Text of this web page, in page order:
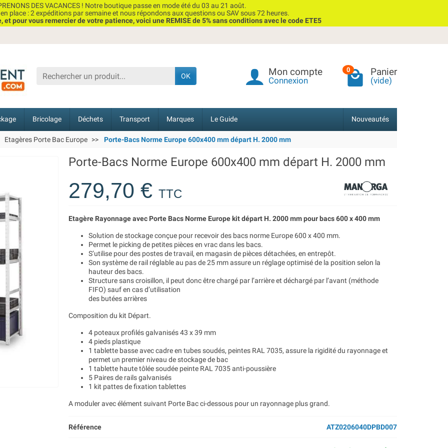
DES VACANCES ! Notre boutique passe en mode été du 03 au 21 août.
place : 2 expéditions par semaine et nous répondons aux questions ou SAV sous 72 heures.
et pour vous remercier de votre patience, voici une REMISE de 5% sans conditions avec le code ETE5
OK Mon compte
Connexion
0 Panier
(vide)
Bricolage Déchets Transport Marques Le Guide Nouveautés
Etagères Porte Bac Europe Porte-Bacs Norme Europe 600x400 mm départ H. 2000 mm
Porte-Bacs Norme Europe 600x400 mm départ H. 2000 mm
279,70 €TTC
Etagère Rayonnage avec Porte Bacs Norme Europe kit départ H. 2000 mm pour bacs 600 x 400 mm
Solution de stockage conçue pour recevoir des bacs norme Europe 600 x 400 mm.
Permet le picking de petites pièces en vrac dans les bacs.
S’utilise pour des postes de travail, en magasin de pièces détachées, en entrepôt.
Son système de rail réglable au pas de 25 mm assure un réglage optimisé de la position selon la
hauteur des bacs.
Structure sans croisillon, il peut donc être chargé par l’arrière et déchargé par l’avant (méthode
FIFO) sauf en cas d’utilisation
des butées arrières
Composition du kit Départ.
4 poteaux profilés galvanisés 43 x 39 mm
4 pieds plastique
1 tablette basse avec cadre en tubes soudés, peintes RAL 7035, assure la rigidité du rayonnage et
permet un premier niveau de stockage de bac
1 tablette haute tôlée soudée peinte RAL 7035 anti-poussière
5 Paires de rails galvanisés
1 kit pattes de fixation tablettes
A moduler avec élément suivant Porte Bac ci-dessous pour un rayonnage plus grand.
Référence ATZ0206040DPBD007